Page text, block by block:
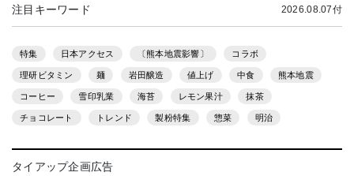
注目キーワード 2026.08.07付
特集 日本アクセス 〔熊本地震影響〕 コラボ
理研ビタミン 麺 岩田醸造 値上げ 中食 熊本地震
コーヒー 雪印乳業 海苔 レモン果汁 抹茶
チョコレート トレンド 製粉特集 惣菜 明治
タイアップ企画広告